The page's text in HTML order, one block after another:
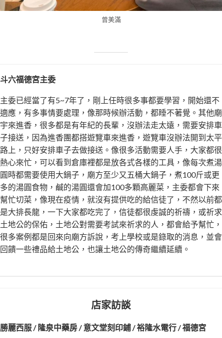
曾美滿
斗六福德宮主委
主委已經當了有5~7年了，剛上任時很多事都要學習，開始還不
適應，有多事情要處理，像那時候辦活動，都睡不著覺。其他廟
宇來進香，很多都是有年紀的長輩，沒辦法走太遠，需要安排車
子接送，因為進香團都搭遊覽車來進香，遊覽車沒辦法開到太平
路上，只好安排車子去做接送。像很多活動需要人手，大家都很
熱心來忙，可以看到倉庫裡都是放各式各樣的工具，像每次煮湯
圓時都需要使用大鍋子，廟方至少又五桶大鍋子，煮100斤或更
多的湯圓食物，鹹的湯圓還會加100多顆高麗菜，主委都會下來
幫忙切菜，像現在疫情，就沒有提供吃的給信徒了，不然以前都
是大排長龍，一下大家都吃完了，信徒都很虔誠的祈禱，或祈求
土地公的保佑，土地公對需要考試來祈求的人，都會給予幫忙，
很多案例都是回來向廟方訴說，考上學校或是錄取的消息，並會
回饋一些禮品給土地公，也讓土地公的傳奇繼續延續。
店家訪談
勝麗西服 / 隆泉中藥房 / 意文堂刻印鋪 / 裕隆水電行 / 福德宮